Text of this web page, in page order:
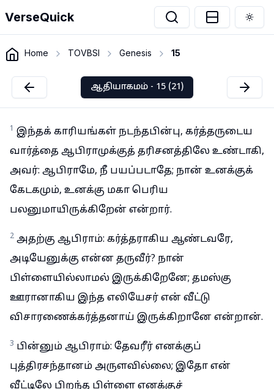
VerseQuick
Home TOVBSI Genesis 15
ஆதியாகமம் - 15 (21)
1 இந்தக் காரியங்கள் நடந்தபின்பு, கர்த்தருடைய
வார்த்தை ஆபிராமுக்குத் தரிசனத்திலே உண்டாகி,
அவர்: ஆபிராமே, நீ பயப்படாதே; நான் உனக்குக்
கேடகமும், உனக்கு மகா பெரிய
பலனுமாயிருக்கிறேன் என்றார்.
2 அதற்கு ஆபிராம்: கர்த்தராகிய ஆண்டவரே,
அடியேனுக்கு என்ன தருவீர்? நான்
பிள்ளையில்லாமல் இருக்கிறேனே; தமஸ்கு
ஊரானாகிய இந்த எலியேசர் என் வீட்டு
விசாரணைக்கர்த்தனாய் இருக்கிறானே என்றான்.
3 பின்னும் ஆபிராம்: தேவரீர் எனக்குப்
புத்திரசந்தானம் அருளவில்லை; இதோ என்
வீட்டிலே பிறந்த பிள்ளை எனக்குச்